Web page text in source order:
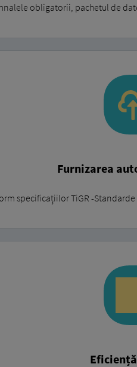
obligatorii, pachetul de
Furnizarea
specificațiilor TiGR -